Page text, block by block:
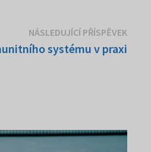
NÁSLEDUJÍCÍ PŘÍSPĚVEK
systému v praxi